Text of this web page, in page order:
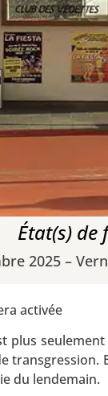
État(s) de
2025 –
activée
du lendemain.